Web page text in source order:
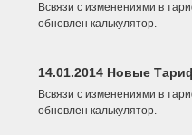
Всвязи с изменениями в
обновлен калькулятор.
14.01.2014 Новые
Всвязи с изменениями в
обновлен калькулятор.